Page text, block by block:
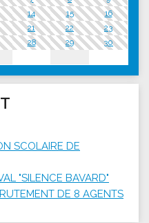
14 15
16
21 22
23
28 29
30
SCOLAIRE DE
"SILENCE BAVARD"
DE 8 AGENTS